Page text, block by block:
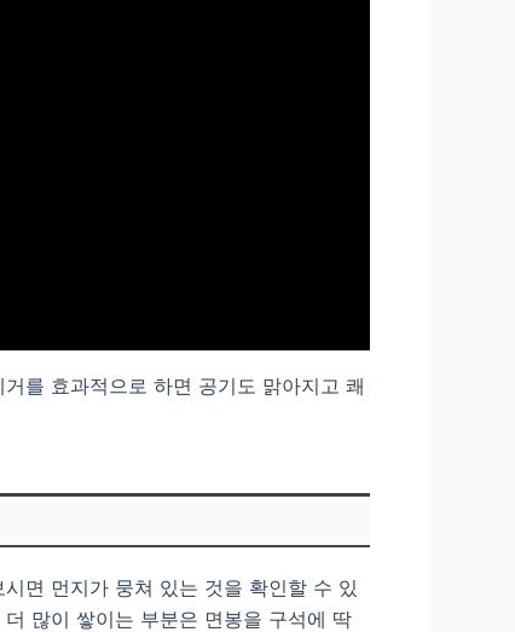
를 효과적으로 하면 공기도 맑아지고 쾌
면 먼지가 뭉쳐 있는 것을 확인할 수 있
많이 쌓이는 부분은 면봉을 구석에 딱